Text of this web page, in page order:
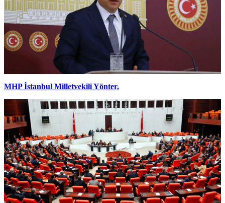
MHP İstanbul Milletvekili Yönter,